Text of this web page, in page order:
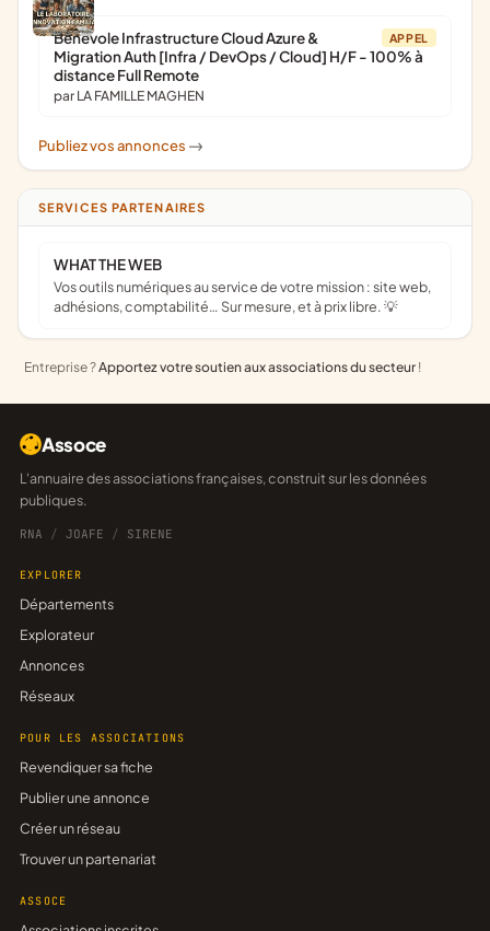
APPEL
Bénévole Infrastructure Cloud Azure &
Migration Auth [Infra / DevOps / Cloud] H/F - 100% à
distance Full Remote
par LA FAMILLE MAGHEN
Publiez vos annonces ->
SERVICES PARTENAIRES
WHAT THE WEB
Vos outils numériques au service de votre mission : site web,
adhésions, comptabilité… Sur mesure, et à prix libre. 💡
Entreprise ?Apportez votre soutien aux associations du secteur !
Assoce
L'annuaire des associations françaises, construit sur les données
publiques.
RNA / JOAFE / SIRENE
EXPLORER
Départements
Explorateur
Annonces
Réseaux
POUR LES ASSOCIATIONS
Revendiquer sa fiche
Publier une annonce
Créer un réseau
Trouver un partenariat
ASSOCE